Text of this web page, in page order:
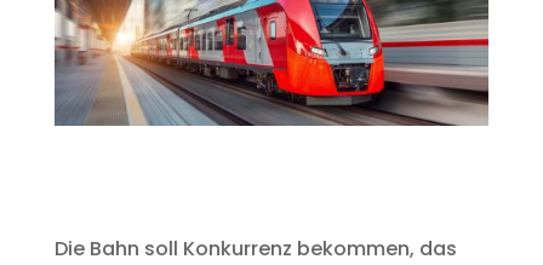
Die Bahn soll Konkurrenz bekommen, das